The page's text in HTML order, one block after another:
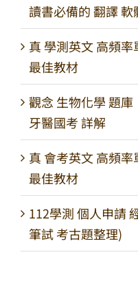
讀書必備的 翻譯 軟
真 學測英文 高頻
最佳教材
觀念 生物化學 題庫
牙醫國考 詳解
真 會考英文 高頻
最佳教材
112學測 個人申請
筆試 考古題整理)